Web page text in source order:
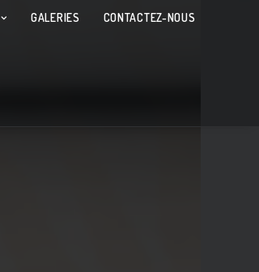
GALERIES CONTACTEZ-NOUS